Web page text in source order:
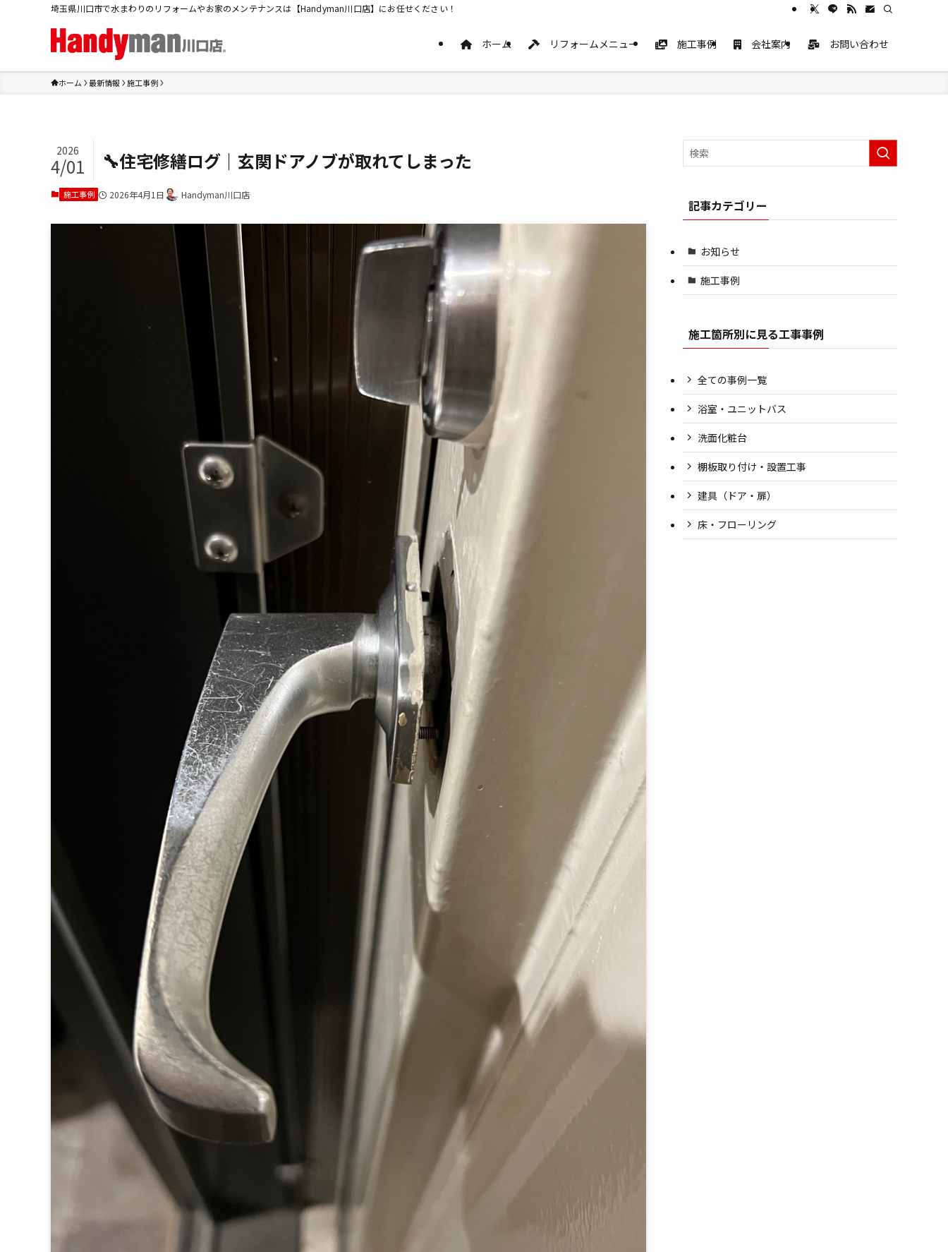
埼玉県川口市で水まわりのリフォームやお家のメンテナンスは【Handyman川口店】にお任せください！
ホーム リフォームメニュー 施工事例 会社案内 お問い合わせ
ホーム 最新情報 施工事例
🔧住宅修繕ログ｜玄関ドアノブが取れてしまった
2026
4/01
施工事例 2026年4月1日 Handyman川口店
記事カテゴリー
お知らせ
施工事例
施工箇所別に見る工事事例
全ての事例一覧
浴室・ユニットバス
洗面化粧台
棚板取り付け・設置工事
建具（ドア・扉）
床・フローリング